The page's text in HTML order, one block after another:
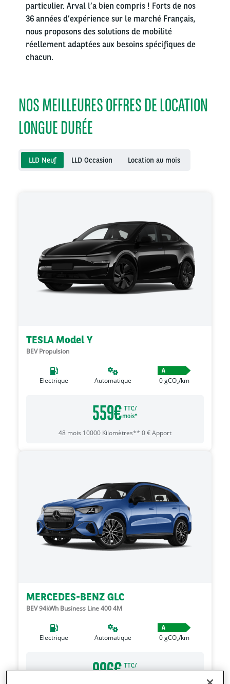
particulier. Arval l’a bien compris ! Forts de nos
36 années d’expérience sur le marché Français,
nous proposons des solutions de mobilité
réellement adaptées aux besoins spécifiques de
chacun.
NOS MEILLEURES OFFRES DE LOCATION
LONGUE DURÉE
LLD Neuf LLD Occasion Location au mois
TESLA Model Y
BEV Propulsion
Electrique Automatique
A
0gCO₂/km
559€ TTC/
mois*
48 mois 10000 Kilomètres** 0€Apport
MERCEDES-BENZ GLC
BEV 94kWh Business Line 400 4M
Electrique Automatique
A
0gCO₂/km
996€ TTC/
mois*